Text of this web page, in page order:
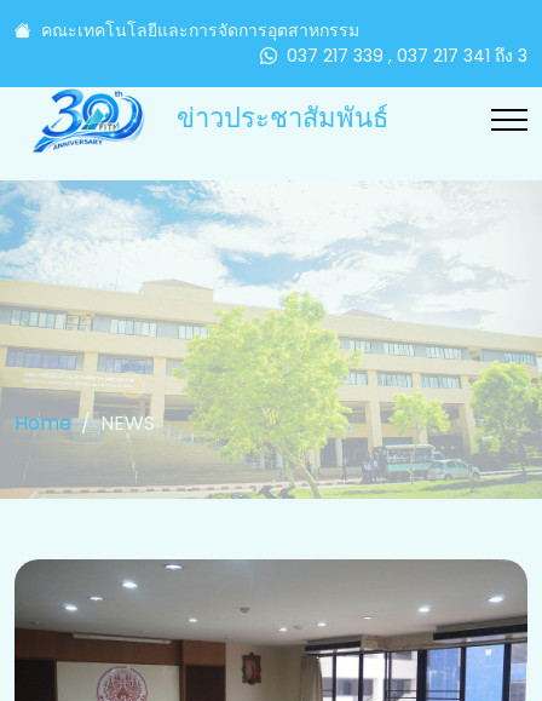
คณะเทคโนโลยีและการจัดการอุตสาหกรรม
037 217 339 , 037 217 341 ถึง 3
ข่าวประชาสัมพันธ์
Home NEWS